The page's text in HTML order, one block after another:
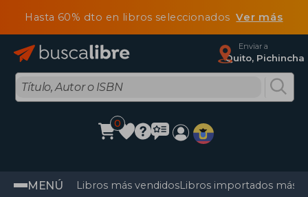
Hasta 60% dto en libros seleccionadosVer más
Enviar a
Quito, Pichincha
0
MENÚ Libros más vendidosLibros importados más